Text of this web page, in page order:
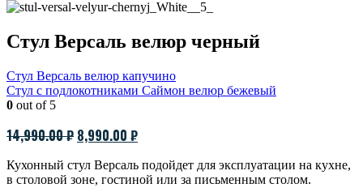
Стул Версаль велюр черный
Стул Версаль велюр капучино
Стул с подлокотниками Саймон велюр бежевый
0 out of 5
14,990.00₽ Первоначальная
составляла
8,990.00 ₽Текущая
8,990.00 ₽.
Кухонный стул Версаль подойдет для эксплуатации на кухне,
в столовой зоне, гостиной или за письменным столом.